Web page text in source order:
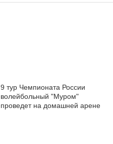
9 тур Чемпионата России
волейбольный "Муром"
проведет на домашней арене